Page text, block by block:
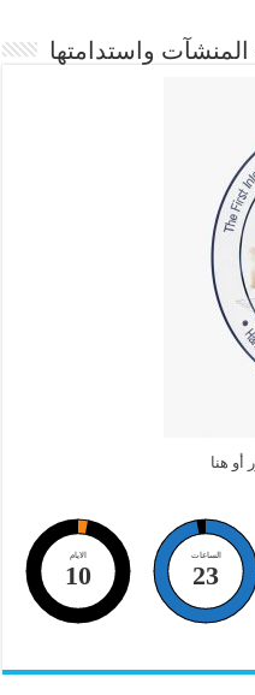
المنشآت واستدامتها
هنا
الايام
10
الساعات
23